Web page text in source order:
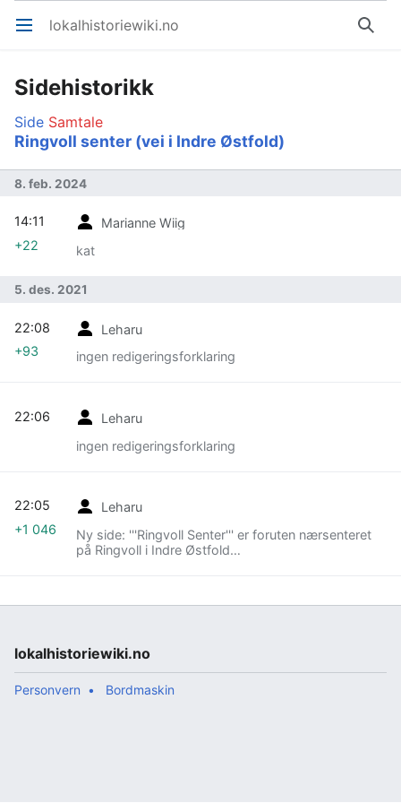
Åpne hovedmenyen lokalhistoriewiki.no Søk
Sidehistorikk
Side Samtale
Ringvoll senter (vei i Indre Østfold)
8. feb. 2024
Marianne Wiig
kat
14:11
+22
5. des. 2021
Leharu
ingen redigeringsforklaring
22:08
+93
Leharu
ingen redigeringsforklaring
22:06
Leharu
Ny side: '''Ringvoll Senter''' er foruten nærsenteret
på Ringvoll i Indre Østfold…
22:05
+1 046
lokalhistoriewiki.no
Personvern Bordmaskin